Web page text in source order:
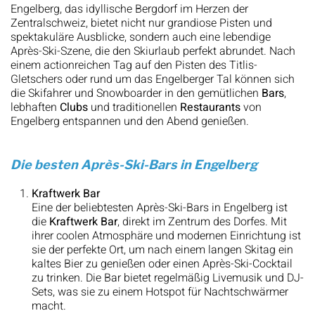
Engelberg, das idyllische Bergdorf im Herzen der
Zentralschweiz, bietet nicht nur grandiose Pisten und
spektakuläre Ausblicke, sondern auch eine lebendige
Après-Ski-Szene, die den Skiurlaub perfekt abrundet. Nach
einem actionreichen Tag auf den Pisten des Titlis-
Gletschers oder rund um das Engelberger Tal können sich
die Skifahrer und Snowboarder in den gemütlichen Bars,
lebhaften Clubs und traditionellen Restaurantsvon
Engelberg entspannen und den Abend genießen.
Die besten Après-Ski-Bars in Engelberg
Kraftwerk Bar
Eine der beliebtesten Après-Ski-Bars in Engelberg ist
die Kraftwerk Bar, direkt im Zentrum des Dorfes. Mit
ihrer coolen Atmosphäre und modernen Einrichtung ist
sie der perfekte Ort, um nach einem langen Skitag ein
kaltes Bier zu genießen oder einen Après-Ski-Cocktail
zu trinken. Die Bar bietet regelmäßig Livemusik und DJ-
Sets, was sie zu einem Hotspot für Nachtschwärmer
macht.